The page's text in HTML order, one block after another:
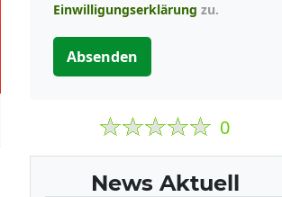
Einwilligungserklärung zu.
Absenden
0
News Aktuell